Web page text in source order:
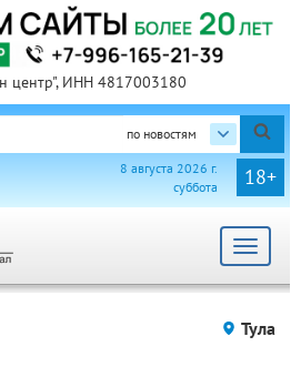
центр", ИНН 4817003180
по новостям
18+
8 августа 2026 г.
суббота
Toggle
Тула